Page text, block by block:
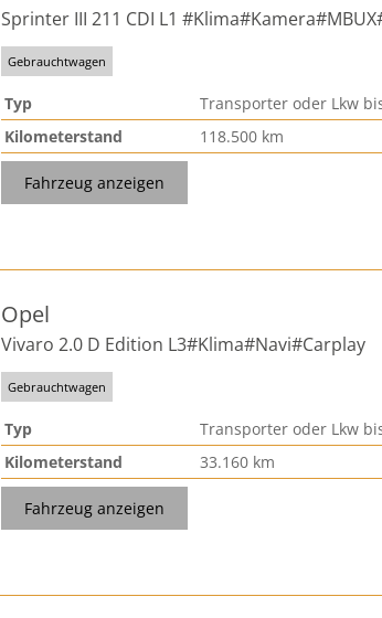
Sprinter III 211 CDI L1
Gebrauchtwagen
Typ Transporter oder Lkw
Kilometerstand
118.500 km
Fahrzeug anzeigen
Opel
Vivaro 2.0 D Edition L3#Klima#Navi#Carplay
Gebrauchtwagen
Typ Transporter oder Lkw
Kilometerstand
33.160 km
Fahrzeug anzeigen